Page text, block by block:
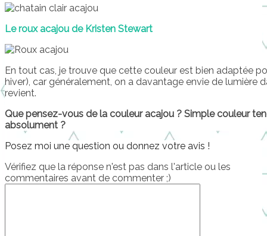
Le roux acajou de Kristen Stewart
En tout cas, je trouve que cette couleur est bien adaptée
hiver), car généralement, on a davantage envie de lumière
revient.
Que pensez-vous de la couleur acajou ? Simple couleur
absolument ?
Posez moi une question ou donnez votre avis !
Vérifiez que la réponse n'est pas dans l'article ou les
commentaires avant de commenter ;)